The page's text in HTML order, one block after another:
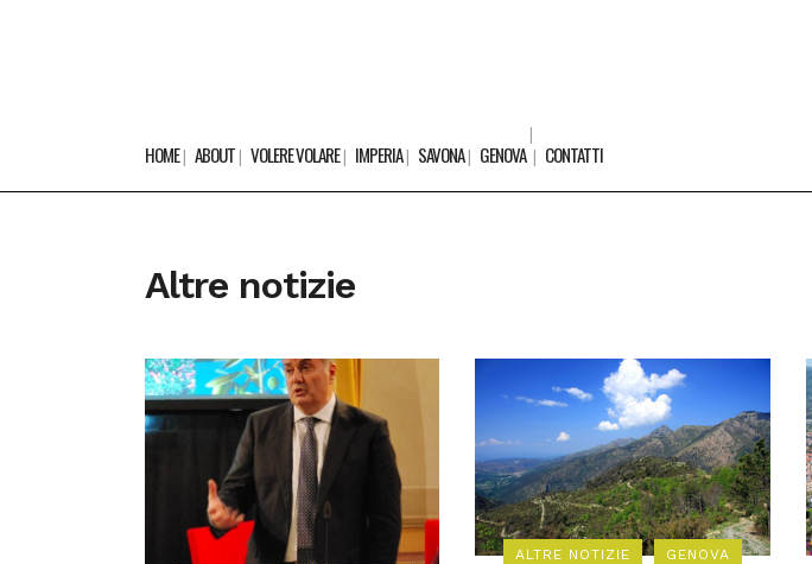
HOME ABOUT VOLERE VOLARE IMPERIA SAVONA GENOVA CONTATTI
Altre notizie
ALTRE NOTIZIE GENOVA